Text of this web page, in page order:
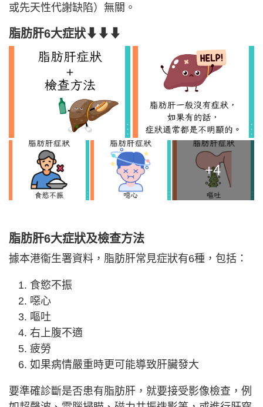
或先天性代謝缺陷）無關。
脂肪肝6大症狀⬇⬇⬇
+4
脂肪肝6大症狀及檢查方法
據本港衞生署資料，脂肪肝常見症狀有6種，包括：
食慾不振
噁心
嘔吐
右上腹不適
疲勞
如果病情嚴重時更可能導致肝臟發大
要準確診斷是否患有脂肪肝，就要接受影像檢查，例